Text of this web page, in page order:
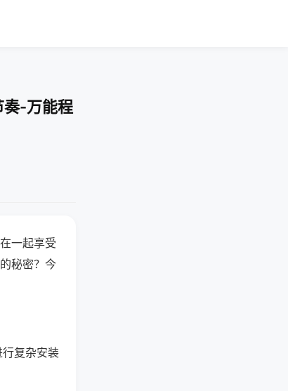
奏-万能程
一起享受
秘密？今
复杂安装